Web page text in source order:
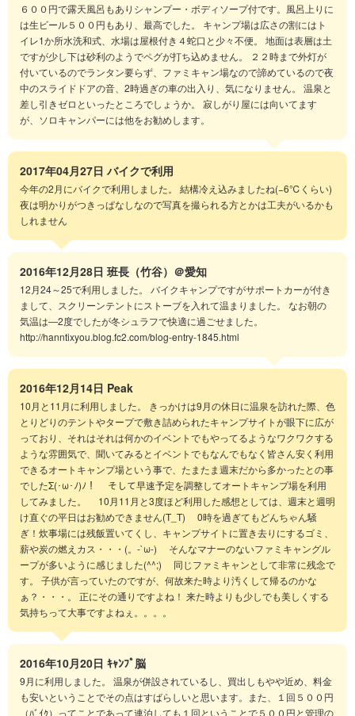
６００円で露天風呂もありシャンプー・ボディソープ付です。風呂上りに
は生ビール５００円もあり、最高でした。 キャンプ場は広さの割にはト
イレ1か所水洗和式、水場は屋根付き４蛇口と少々不便。 地面は表層は土
ですが少し下は砂利のようでペグが打ち込めません。 ２２時まで外灯が
付いているのでランタン要らず、ファミキャン場なので諦めているので夜
中のスライドドアの音、2時過ぎの車の出入り、気になりません。 温泉と
差し引きゼロといったところでしょうか。 寂しがり屋には向いてます
が、ソロキャンパーには他をお勧めします。
2017年04月27日 バイクで利用
今年の2月にバイクで利用しました。 結構冷え込みましたね(−6℃くらい)
夜は明かりがつきっぱなしなので写真を撮られる方とかは工夫がいるかも
しれません
2016年12月28日 班長（竹谷）＠愛知
12月24～25で利用しました。 バイクキャンプですがサポートカーが付き
まして、スクリーンテントにストーブを入れて温まりました。 なお朝の
気温は―2度でしたが冬シュラフで快適に過ごせました。
http://hanntixyou.blog.fc2.com/blog-entry-1845.html
2016年12月14日 Peak
10月と11月に利用しました。 きっかけは9月の休日に温泉を訪れた際、色
とりどりのテントやタープで敷き詰められたキャンプサイトが眼下に広が
っており、それはそれは何かのイベントでもやってるようなワクワクする
ような雰囲気で、聞いてみるとイベントでもなんでもなく皆さん安く利用
できるオートキャンプ場という事で、たまたま週末だから多かったとの事
でしたΣ(･ω･ﾉ)ﾉ！ そして早速予定を調整してオートキャンプ場を利用
してみました。 10月11月と3度ほど利用した感想としては、週末と週明
け直ぐの平日はお勧めできません(T_T) 0時を過ぎてもどんちゃん騒
ぎ！炊事場には残飯置いてくし、キャンプサイトに置き去りにするゴミ、
薪や炭の燃えカス・・・(。-`ω-) そんなマナーのないファミキャングル
ープが多いように感じました(^^;) 同じファミキャンとして非常に残念で
す。 子供が言っていたのですが、何故来た時より汚くして帰るのかな
ぁ？・・・。 正にその通りですよね！ 来た時よりも少しでも美しくする
気持ちって大事ですよねぇ。。。。
2016年10月20日 ｷｬﾝﾌﾟ脳
9月に利用しました。 温泉が併設されているし、買出しもやや近め、料金
も安いということでその点はすばらしいと思います。また、１回５００円
（ﾊﾞｲｸ）ってことであって連泊しても１回ということで５００円と管理の